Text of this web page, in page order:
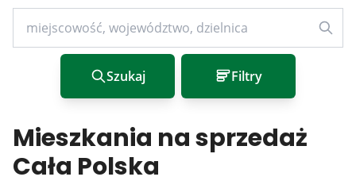
Szukaj Filtry
Mieszkania na sprzedaż
Cała Polska